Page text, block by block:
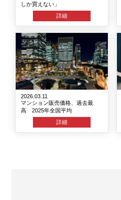
しか買えない」
詳細
2026.03.11
マンション販売価格、過去最
高 2025年全国平均
詳細